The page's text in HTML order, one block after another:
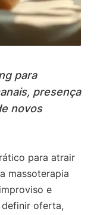
para
presença
novos
para atrair
massoterapia
e
oferta,